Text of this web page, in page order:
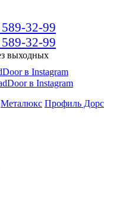
589-32-99
589-32-99
выходных
в Instagram
Металюкс Профиль Дорс